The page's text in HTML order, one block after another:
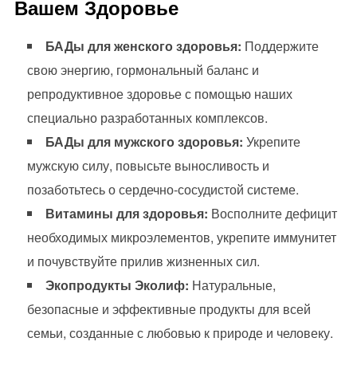
Вашем Здоровье
БАДы для женского здоровья: Поддержите
свою энергию, гормональный баланс и
репродуктивное здоровье с помощью наших
специально разработанных комплексов.
БАДы для мужского здоровья: Укрепите
мужскую силу, повысьте выносливость и
позаботьтесь о сердечно-сосудистой системе.
Витамины для здоровья: Восполните дефицит
необходимых микроэлементов, укрепите иммунитет
и почувствуйте прилив жизненных сил.
Экопродукты Эколиф: Натуральные,
безопасные и эффективные продукты для всей
семьи, созданные с любовью к природе и человеку.